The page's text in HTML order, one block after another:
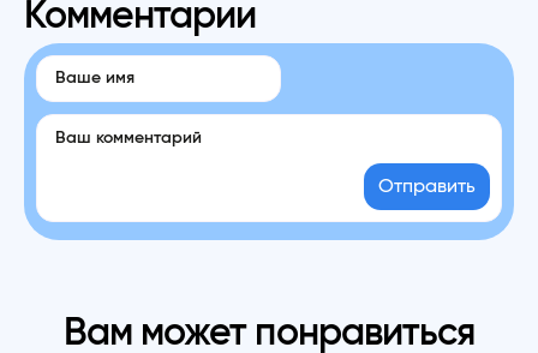
Комментарии
Отправить
Вам может понравиться